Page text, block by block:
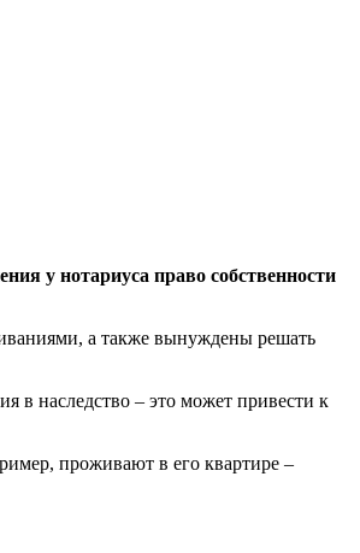
у нотариуса право собственности
а также вынуждены решать
в наследство – это может привести к
проживают в его квартире –